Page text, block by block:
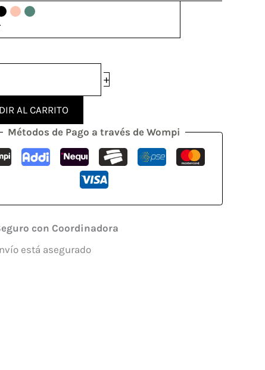
+
AL CARRITO
Métodos de Pago a través de Wompi
con Coordinadora
está asegurado